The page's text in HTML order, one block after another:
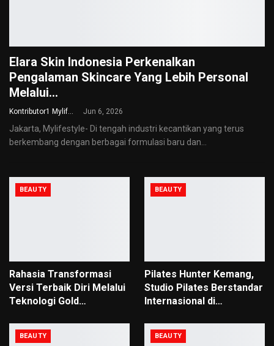
Elara Skin Indonesia Perkenalkan
Pengalaman Skincare Yang Lebih Personal
Melalui…
Kontributor1 Mylifestyle Jun 6, 2026
Jakarta, Mylifestyle- Di tengah industri kecantikan yang terus
berkembang dengan berbagai formulasi baru dan…
BEAUTY
Rahasia Transformasi
Versi Terbaik Diri Melalui
Teknologi Gold…
BEAUTY
Pilates Hunter Kemang,
Studio Pilates Berstandar
Internasional di…
BEAUTY BEAUTY